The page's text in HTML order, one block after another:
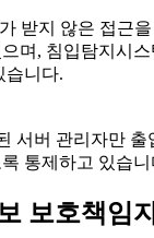
받지 않은 접근
며, 침입탐지시스
습니다.
서버 관리자만 출
통제하고 있습니
보호책임